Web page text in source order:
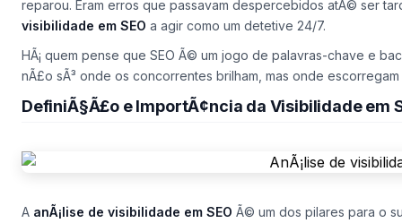
reparou. Eram erros que passavam despercebidos atÃ© ser
visibilidade em SEO a agir como um detetive 24/7.
HÃ¡ quem pense que SEO Ã© um jogo de palavras-chave e
nÃ£o sÃ³ onde os concorrentes brilham, mas onde escorregam
DefiniÃ§Ã£o e ImportÃ¢ncia da Visibilidade em
A anÃ¡lise de visibilidade em SEO Ã© um dos pilares para o